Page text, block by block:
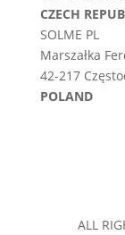
CZECH
SOLME PL
Marszałka
42-217
POLAND
ALL